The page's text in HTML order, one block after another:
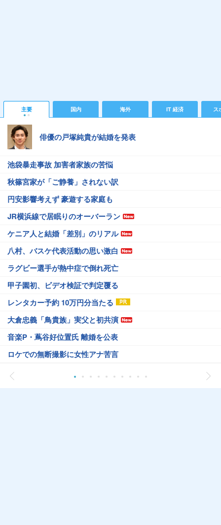
主要 国内 海外 IT 経済 ス
俳優の戸塚純貴が結婚を発表
池袋暴走事故 加害者家族の苦悩
秋篠宮家が「ご静養」されない訳
円安影響考えず 豪遊する家庭も
JR横浜線で居眠りのオーバーラン
ケニア人と結婚「差別」のリアル
八村、バスケ代表活動の思い激白
ラグビー選手が熱中症で倒れ死亡
甲子園初、ビデオ検証で判定覆る
レンタカー予約 10万円分当たる
大倉忠義「鳥貴族」実父と初共演
音楽P・蔦谷好位置氏 離婚を公表
ロケでの無断撮影に女性アナ苦言